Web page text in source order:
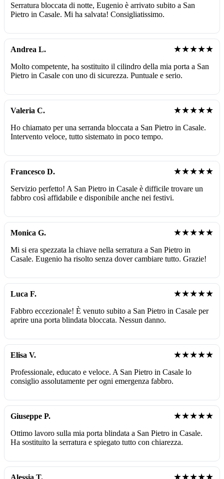
Serratura bloccata di notte, Eugenio è arrivato subito a San
Pietro in Casale. Mi ha salvata! Consigliatissimo.
Andrea L. ★★★★★
Molto competente, ha sostituito il cilindro della mia porta a San
Pietro in Casale con uno di sicurezza. Puntuale e serio.
Valeria C. ★★★★★
Ho chiamato per una serranda bloccata a San Pietro in Casale.
Intervento veloce, tutto sistemato in poco tempo.
Francesco D. ★★★★★
Servizio perfetto! A San Pietro in Casale è difficile trovare un
fabbro così affidabile e disponibile anche nei festivi.
Monica G. ★★★★★
Mi si era spezzata la chiave nella serratura a San Pietro in
Casale. Eugenio ha risolto senza dover cambiare tutto. Grazie!
Luca F. ★★★★★
Fabbro eccezionale! È venuto subito a San Pietro in Casale per
aprire una porta blindata bloccata. Nessun danno.
Elisa V. ★★★★★
Professionale, educato e veloce. A San Pietro in Casale lo
consiglio assolutamente per ogni emergenza fabbro.
Giuseppe P. ★★★★★
Ottimo lavoro sulla mia porta blindata a San Pietro in Casale.
Ha sostituito la serratura e spiegato tutto con chiarezza.
Alessia T. ★★★★★